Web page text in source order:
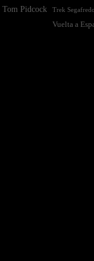
Tom Pidcock Trek Segafredo
Vuelta a